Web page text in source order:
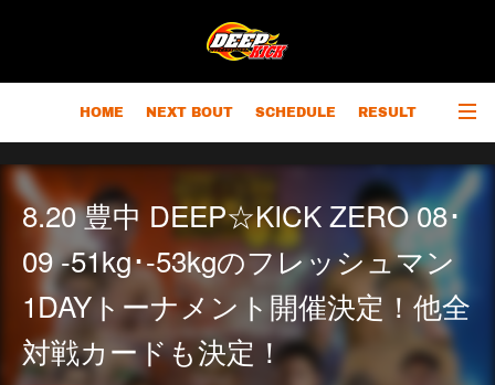
HOME NEXT BOUT SCHEDULE RESULT
RANKING CHAMPIONS OUTLINE
8.20 豊中 DEEP☆KICK ZERO 08･
09 -51kg･-53kgのフレッシュマン
1DAYトーナメント開催決定！他全
対戦カードも決定！